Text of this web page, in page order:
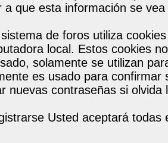
a que esta información se
de foros utiliza
local. Estos cookies
solamente se utilizan
es usado para
nuevas contraseñas si olvida
Usted aceptará todas